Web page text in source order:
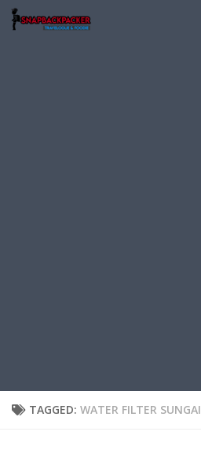
Skip to content
TAGGED: WATER FILTER SUNGAI